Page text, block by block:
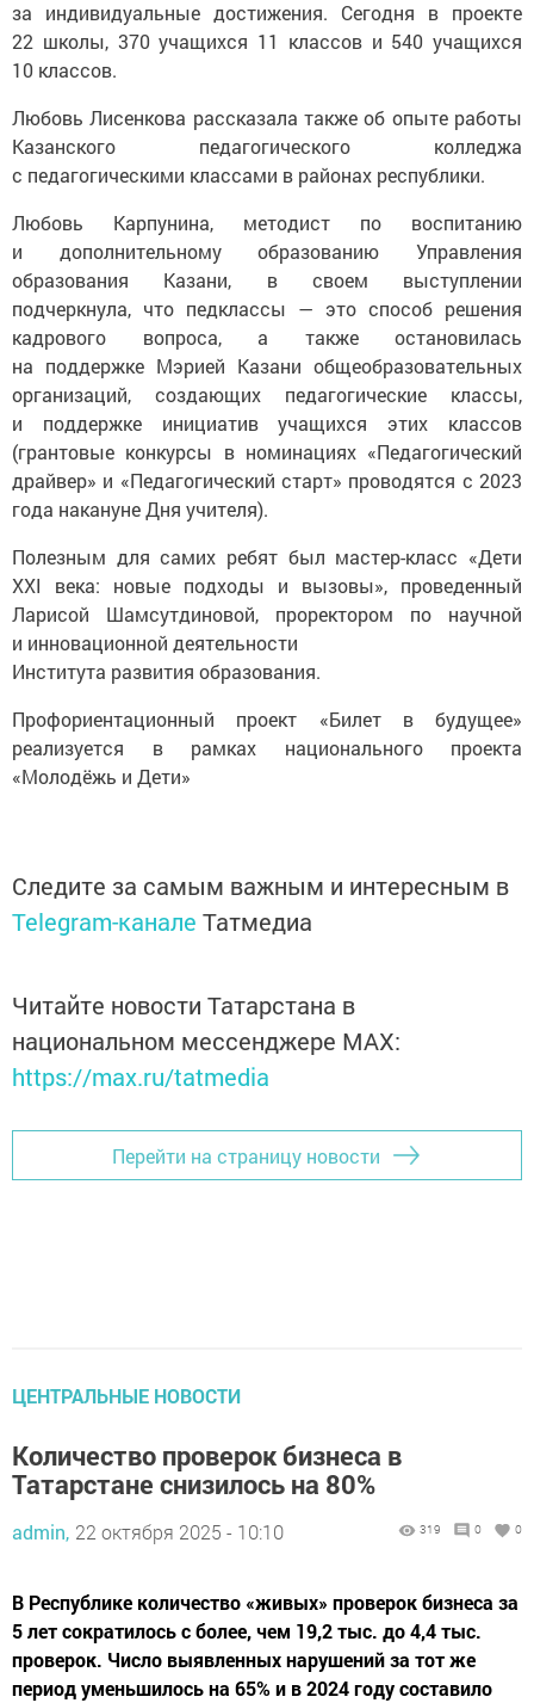
за индивидуальные достижения. Сегодня в проекте
22 школы, 370 учащихся 11 классов и 540 учащихся
10 классов.
Любовь Лисенкова рассказала также об опыте работы
Казанского педагогического колледжа
с педагогическими классами в районах республики.
Любовь Карпунина, методист по воспитанию
и дополнительному образованию Управления
образования Казани, в своем выступлении
подчеркнула, что педклассы — это способ решения
кадрового вопроса, а также остановилась
на поддержке Мэрией Казани общеобразовательных
организаций, создающих педагогические классы,
и поддержке инициатив учащихся этих классов
(грантовые конкурсы в номинациях «Педагогический
драйвер» и «Педагогический старт» проводятся с 2023
года накануне Дня учителя).
Полезным для самих ребят был мастер-класс «Дети
XXI века: новые подходы и вызовы», проведенный
Ларисой Шамсутдиновой, проректором по научной
и инновационной деятельности
Института развития образования.
Профориентационный проект «Билет в будущее»
реализуется в рамках национального проекта
«Молодёжь и Дети»
Следите за самым важным и интересным в
Telegram-канале Татмедиа
Читайте новости Татарстана в
национальном мессенджере MАХ:
https://max.ru/tatmedia
Перейти на страницу новости
ЦЕНТРАЛЬНЫЕ НОВОСТИ
Количество проверок бизнеса в
Татарстане снизилось на 80%
admin, 22 октября 2025 - 10:10 319 0 0
В Республике количество «живых» проверок бизнеса за
5 лет сократилось с более, чем 19,2 тыс. до 4,4 тыс.
проверок. Число выявленных нарушений за тот же
период уменьшилось на 65% и в 2024 году составило